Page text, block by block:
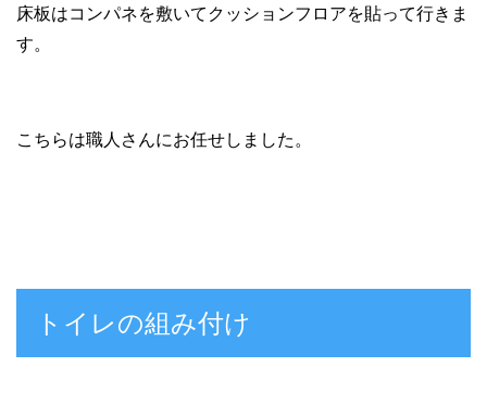
床板はコンパネを敷いてクッションフロアを貼って行きま
す。
こちらは職人さんにお任せしました。
トイレの組み付け